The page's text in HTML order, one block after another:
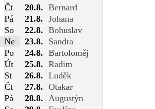
Čt
20.8. Bernard
Pá
21.8. Johana
So
22.8. Bohuslav
Ne
23.8.
Sandra
Po
24.8. Bartoloměj
Út
25.8. Radim
St
26.8. Luděk
Čt
27.8. Otakar
Pá
28.8.
Augustýn